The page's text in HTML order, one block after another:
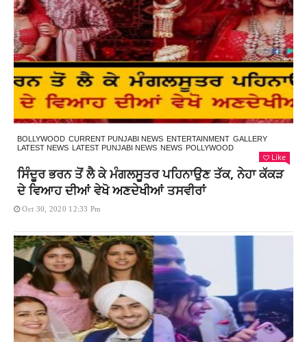
BOLLYWOOD CURRENT PUNJABI NEWS ENTERTAINMENT GALLERY
LATEST NEWS LATEST PUNJABI NEWS NEWS POLLYWOOD
Like
ਸਿੰਦੂਰ ਭਰਨ ਤੋਂ ਲੈ ਕੇ ਮੰਗਲਸੂਤਰ ਪਹਿਨਾਉਣ ਤੱਕ, ਨੇਹਾ ਕੱਕੜ
ਦੇ ਵਿਆਹ ਦੀਆਂ ਵੇਖੋ ਅਣਦੇਖੀਆਂ ਤਸਵੀਰਾਂ
Oct 30, 2020 12:33 Pm